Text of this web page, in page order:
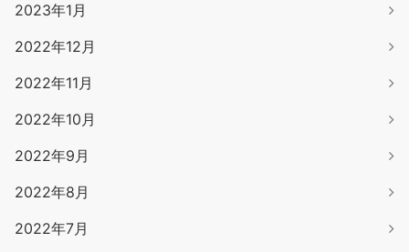
2023年1月
2022年12月
2022年11月
2022年10月
2022年9月
2022年8月
2022年7月